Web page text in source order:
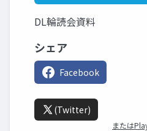
DL輪読会資料
シェア
Facebook
(Twitter)
または